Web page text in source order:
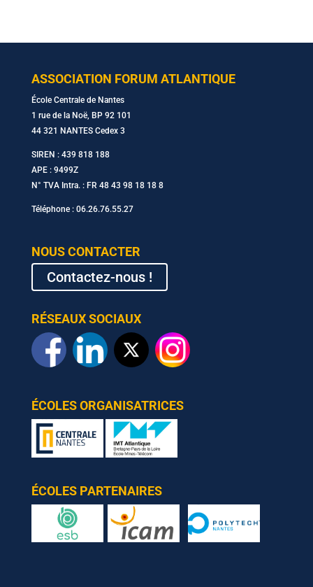
ASSOCIATION FORUM ATLANTIQUE
École Centrale de Nantes
1 rue de la Noë, BP 92 101
44 321 NANTES Cedex 3
SIREN : 439 818 188
APE : 9499Z
N° TVA Intra. : FR 48 43 98 18 18 8
Téléphone : 06.26.76.55.27
NOUS CONTACTER
Contactez-nous !
RÉSEAUX SOCIAUX
ÉCOLES ORGANISATRICES
ÉCOLES PARTENAIRES